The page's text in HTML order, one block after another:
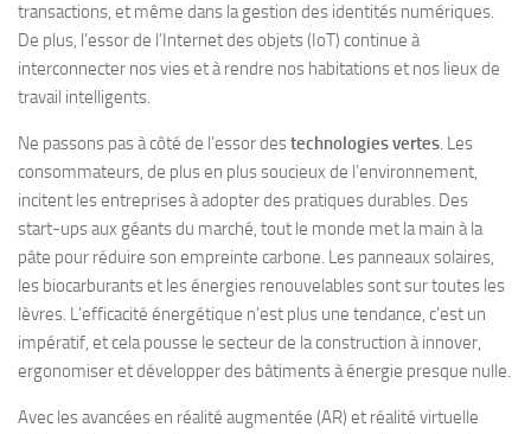
transactions, et même dans la gestion des identités numériques.
De plus, l’essor de l’Internet des objets (IoT) continue à
interconnecter nos vies et à rendre nos habitations et nos lieux de
travail intelligents.
Ne passons pas à côté de l’essor destechnologies vertes. Les
consommateurs, de plus en plus soucieux de l’environnement,
incitent les entreprises à adopter des pratiques durables. Des
start-ups aux géants du marché, tout le monde met la main à la
pâte pour réduire son empreinte carbone. Les panneaux solaires,
les biocarburants et les énergies renouvelables sont sur toutes les
lèvres. L’efficacité énergétique n’est plus une tendance, c’est un
impératif, et cela pousse le secteur de la construction à innover,
ergonomiser et développer des bâtiments à énergie presque nulle.
Avec les avancées en réalité augmentée (AR) et réalité virtuelle